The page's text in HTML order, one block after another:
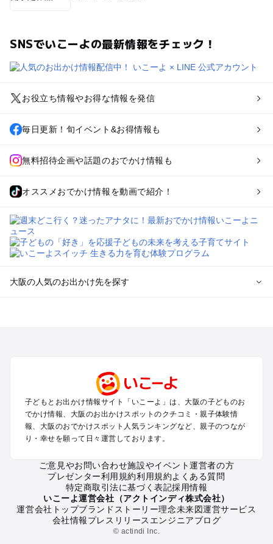
SNSでいこーよの最新情報をチェック！
お役立ち情報やお得な情報を発信
毎日更新！旬イベント&お得情報も
無料招待企画や話題のおでかけ情報も
オススメおでかけ情報を動画で紹介！
大阪の人気のお出かけ先を探す
梅田・キタ・淀屋橋・本町・福島のプールお出かけ
東大阪・八尾・寝屋川・守口・門真のプールお出かけ
大阪ベイエリア（USJ・南港）のプールお出かけ
なんば・心斎橋・道頓堀・四ツ橋・ミナミのプールお出かけ
天王寺・阿倍野・上本町・長居のプールお出かけ
新大阪・江坂・十三のプールお出かけ
大阪の定番お出かけスポット
大阪の遊園地
大阪の動物園
子どもとお出かけ情報サイト「いこーよ」は、大阪の子どものお
でかけ情報、大阪のお出かけスポットのクチコミ・親子体験情
報、大阪のおでかけスポット人気ランキングなど、親子のつなが
り・幸せを願って日々運営しております。
ご意見やお問い合わせ施設やイベント運営者の方
プレゼンター利用規約利用規約よくある質問
特定商取引法に基づく表記採用情報
いこーよ運営会社（アクトインディ株式会社）
運営会社トップブランドストーリー理念未来図運営サービス
会社情報プレスリリース エンジニアブログ
© actindi Inc.